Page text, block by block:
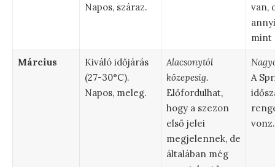
Napos, száraz.
van,
mint
Március
Kiváló időjárás
(27-30°C).
Napos, meleg.
Alacsonytól
közepesig.
Előfordulhat,
hogy a szezon
első jelei
megjelennek, de
általában még
A
vonz.